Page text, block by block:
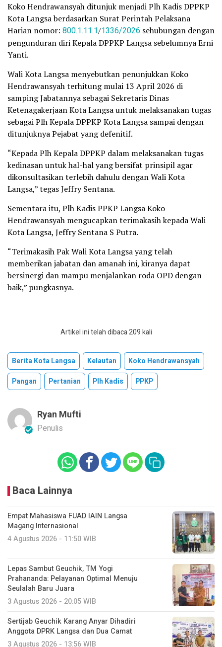
Koko Hendrawansyah ditunjuk menjadi Plh Kadis DPPKP
Kota Langsa berdasarkan Surat Perintah Pelaksana
Harian nomor: 800.1.11.1/1336/2026 sehubungan dengan
pengunduran diri Kepala DPPKP Langsa sebelumnya Erni
Yanti.
Wali Kota Langsa menyebutkan penunjukkan Koko
Hendrawansyah terhitung mulai 13 April 2026 di
samping Jabatannya sebagai Sekretaris Dinas
Ketenagakerjaan Kota Langsa untuk melaksanakan tugas
sebagai Plh Kepala DPPKP Kota Langsa sampai dengan
ditunjuknya Pejabat yang defenitif.
“Kepada Plh Kepala DPPKP dalam melaksanakan tugas
kedinasan untuk hal-hal yang bersifat prinsipil agar
dikonsultasikan terlebih dahulu dengan Wali Kota
Langsa,” tegas Jeffry Sentana.
Sementara itu, Plh Kadis PPKP Langsa Koko
Hendrawansyah mengucapkan terimakasih kepada Wali
Kota Langsa, Jeffry Sentana S Putra.
“Terimakasih Pak Wali Kota Langsa yang telah
memberikan jabatan dan amanah ini, kiranya dapat
bersinergi dan mampu menjalankan roda OPD dengan
baik,” pungkasnya.
Artikel ini telah dibaca 209 kali
Berita Kota Langsa Kelautan
Koko Hendrawansyah
Pangan
Pertanian Plh Kadis PPKP
Ryan Mufti
Penulis
Baca Lainnya
Empat Mahasiswa FUAD IAIN Langsa
Magang Internasional
4 Agustus 2026 - 11:50 WIB
Lepas Sambut Geuchik, TM Yogi
Prahananda: Pelayanan Optimal Menuju
Seulalah Baru Juara
3 Agustus 2026 - 20:05 WIB
Sertijab Geuchik Karang Anyar Dihadiri
Anggota DPRK Langsa dan Dua Camat
3 Agustus 2026 - 13:56 WIB